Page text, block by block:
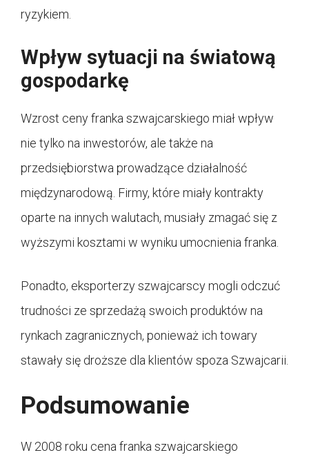
ryzykiem.
Wpływ sytuacji na światową
gospodarkę
Wzrost ceny franka szwajcarskiego miał wpływ
nie tylko na inwestorów, ale także na
przedsiębiorstwa prowadzące działalność
międzynarodową. Firmy, które miały kontrakty
oparte na innych walutach, musiały zmagać się z
wyższymi kosztami w wyniku umocnienia franka.
Ponadto, eksporterzy szwajcarscy mogli odczuć
trudności ze sprzedażą swoich produktów na
rynkach zagranicznych, ponieważ ich towary
stawały się droższe dla klientów spoza Szwajcarii.
Podsumowanie
W 2008 roku cena franka szwajcarskiego